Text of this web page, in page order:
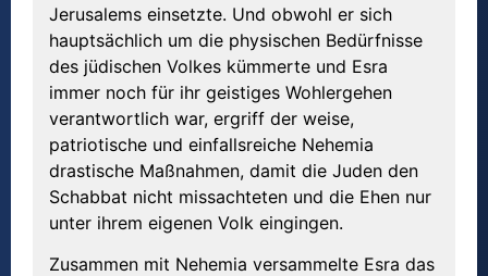
Jerusalems einsetzte. Und obwohl er sich
hauptsächlich um die physischen Bedürfnisse
des jüdischen Volkes kümmerte und Esra
immer noch für ihr geistiges Wohlergehen
verantwortlich war, ergriff der weise,
patriotische und einfallsreiche Nehemia
drastische Maßnahmen, damit die Juden den
Schabbat nicht missachteten und die Ehen nur
unter ihrem eigenen Volk eingingen.
Zusammen mit Nehemia versammelte Esra das